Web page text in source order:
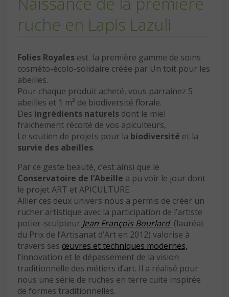
ruche en Lapis Lazuli
Folies Royales est la première gamme de soins
cosméto-écolo-solidaire créée par Un toit pour les
abeilles.
Pour chaque produit acheté, vous parrainez 5
abeilles et 1 m² de biodiversité florale.
Des ingrédients naturels dont le miel
fraichement récolté de vos apiculteurs,
Le soutien de projets pour la biodiversité et la
survie des abeilles.
Par ce geste beauté, c’est ainsi que le
Conservatoire de l’Abeille a pu voir le jour dont
le projet ART et APICULTURE.
Allier ces deux univers nous a permis de créer un
rucher artistique avec la participation de l’artiste
potier-sculpteur Jean François Bourlard (lauréat
du Prix de l’Artisanat d’Art en 2012) valorise à
travers ses œuvres et techniques modernes,
l’innovation et le dépassement de la vision
traditionnelle des métiers d’art. Il a réalisé pour
nous une série de ruches en terre cuite inspirée
de formes traditionnelles.